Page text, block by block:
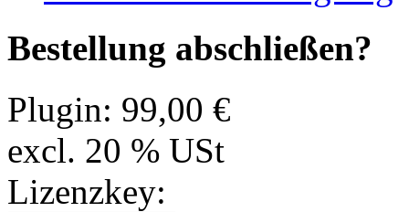
Bestellung abschließen?
Plugin: 99,00 €
excl. 20 % USt
Lizenzkey: